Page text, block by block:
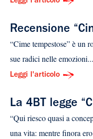
Recensione
“Cime tempestose” è un
sue radici nelle emozioni...
Leggi l'articolo
La 4BT legge
“Qui riesco quasi a
una vita: mentre finora